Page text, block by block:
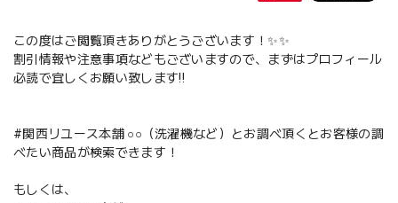
この度はご閲覧頂きありがとうございます！✨✨
割引情報や注意事項などもございますので、まずはプロフィール
必読で宜しくお願い致します‼️
#関西リユース本舗 ○○（洗濯機など）とお調べ頂くとお客様の調
べたい商品が検索できます！
もしくは、